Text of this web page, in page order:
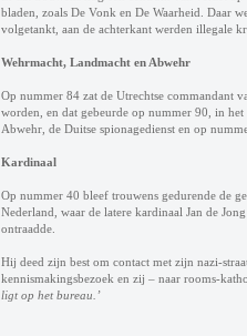
bladen, zoals De Vonk en De Waarheid. Daar
volgetankt, aan de achterkant werden illegale
Wehrmacht, Landmacht en Abwehr
Op nummer 84 zat de Utrechtse commandant
worden, en dat gebeurde op nummer 90, in
Abwehr, de Duitse spionagedienst en op
Kardinaal
Op nummer 40 bleef trouwens gedurende de
Nederland, waar de latere kardinaal Jan de
ontraadde.
Hij deed zijn best om contact met zijn nazi-
kennismakingsbezoek en zij – naar rooms-
ligt op het bureau.’